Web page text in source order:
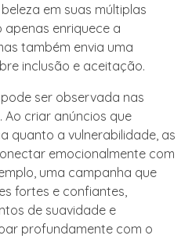
em suas múltiplas
enriquece a
também envia uma
inclusão e aceitação.
ser observada nas
criar anúncios que
quanto a vulnerabilidade, as
emocionalmente com
uma campanha que
fortes e confiantes,
de suavidade e
profundamente com o